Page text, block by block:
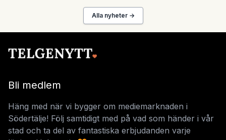
Alla nyheter →
Bli medlem
Häng med när vi bygger om mediemarknaden i
Södertälje! Följ samtidigt med på vad som händer i vår
stad och ta del av fantastiska erbjudanden varje